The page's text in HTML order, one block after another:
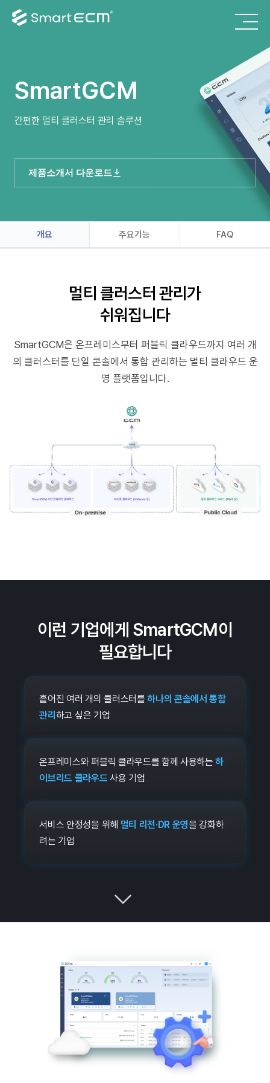
SmartGCM
간편한 멀티 클러스터 관리 솔루션
제품소개서 다운로드
개요 주요기능 FAQ
멀티 클러스터 관리가
쉬워집니다
SmartGCM은 온프레미스부터 퍼블릭 클라우드까지 여러 개
의 클러스터를 단일 콘솔에서 통합 관리하는 멀티 클라우드 운
영 플랫폼입니다.
이런 기업에게 SmartGCM이
필요합니다
흩어진 여러 개의 클러스터를하나의 콘솔에서 통합
관리 하고 싶은 기업
온프레미스와 퍼블릭 클라우드를 함께 사용하는하
이브리드 클라우드 사용 기업
서비스 안정성을 위해 멀티 리전·DR 운영을 강화하
려는 기업